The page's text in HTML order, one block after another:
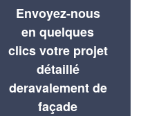
Envoyez-nous
en quelques
clics votre projet
détaillé
deravalement de
façade